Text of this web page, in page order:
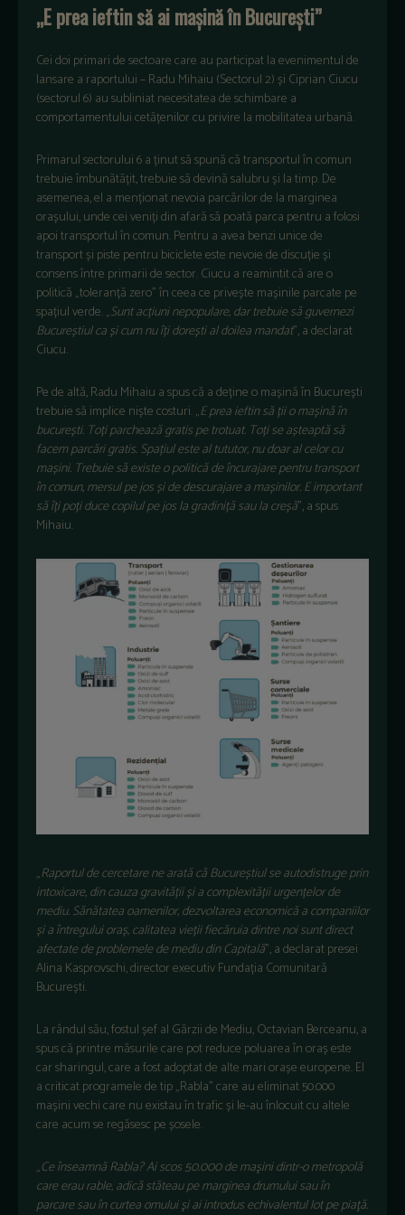
„E prea ieftin să ai mașină în București”
Cei doi primari de sectoare care au participat la evenimentul de
lansare a raportului – Radu Mihaiu (Sectorul 2) și Ciprian Ciucu
(sectorul 6) au subliniat necesitatea de schimbare a
comportamentului cetățenilor cu privire la mobilitatea urbană.
Primarul sectorului 6 a ținut să spună că transportul în comun
trebuie îmbunătățit, trebuie să devină salubru și la timp. De
asemenea, el a menționat nevoia parcărilor de la marginea
orașului, unde cei veniți din afară să poată parca pentru a folosi
apoi transportul în comun. Pentru a avea benzi unice de
transport și piste pentru biciclete este nevoie de discuție și
consens între primarii de sector. Ciucu a reamintit că are o
politică „toleranță zero” în ceea ce privește mașinile parcate pe
spațiul verde. „Sunt acțiuni nepopulare, dar trebuie să guvernezi
Bucureștiul ca și cum nu îți dorești al doilea mandat”, a declarat
Ciucu.
Pe de altă, Radu Mihaiu a spus că a deține o mașină în București
trebuie să implice niște costuri. „E prea ieftin să ții o mașină în
bucurești. Toți parchează gratis pe trotuat. Toți se așteaptă să
facem parcări gratis. Spațiul este al tututor, nu doar al celor cu
mașini. Trebuie să existe o politică de încurajare pentru transport
în comun, mersul pe jos și de descurajare a mașinilor. E important
să îți poți duce copilul pe jos la gradiniță sau la creșă”, a spus
Mihaiu.
„Raportul de cercetare ne arată că Bucureștiul se autodistruge prin
intoxicare, din cauza gravității și a complexității urgențelor de
mediu. Sănătatea oamenilor, dezvoltarea economică a companiilor
și a întregului oraș, calitatea vieții fiecăruia dintre noi sunt direct
afectate de problemele de mediu din Capitală”, a declarat presei
Alina Kasprovschi, director executiv Fundația Comunitară
București.
La rândul său, fostul șef al Gărzii de Mediu, Octavian Berceanu, a
spus că printre măsurile care pot reduce poluarea în oraș este
car sharingul, care a fost adoptat de alte mari orașe europene. El
a criticat programele de tip „Rabla” care au eliminat 50.000
mașini vechi care nu existau în trafic și le-au înlocuit cu altele
care acum se regăsesc pe șosele.
„Ce înseamnă Rabla? Ai scos 50.000 de maşini dintr-o metropolă
care erau rable, adică stăteau pe marginea drumului sau în
parcare sau în curtea omului şi ai introdus echivalentul lot pe piaţă.